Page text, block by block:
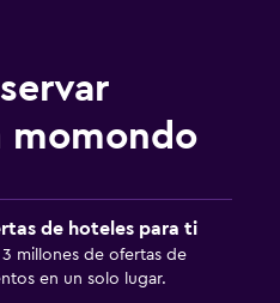
momondo
de hoteles para ti
millones de ofertas de
en un solo lugar.